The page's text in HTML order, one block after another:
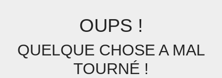
OUPS !
QUELQUE CHOSE A MAL
TOURNÉ !